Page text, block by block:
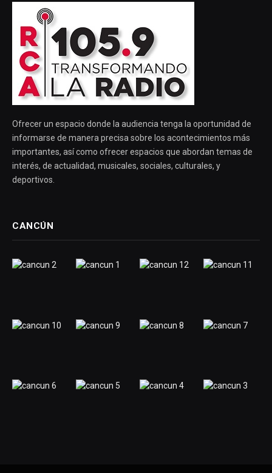
Ofrecer un espacio donde la audiencia tenga la oportunidad de
informarse de manera precisa sobre los acontecimientos más
importantes, así como ofrecer espacios que abordan temas de
interés, de actualidad, musicales, sociales, culturales, y
deportivos.
CANCÚN